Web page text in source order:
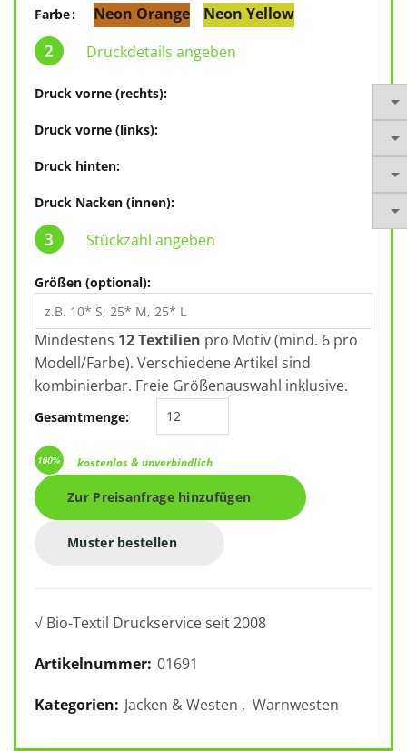
Farbe Neon Orange
Neon Yellow
Druckdetails angeben
Druck vorne (rechts):
Druck vorne (links):
Druck hinten:
Druck Nacken (innen):
Stückzahl angeben
Größen (optional):
Mindestens 12 Textilien pro Motiv (mind. 6 pro
Modell/Farbe). Verschiedene Artikel sind
kombinierbar. Freie Größenauswahl inklusive.
Gesamtmenge:
kostenlos & unverbindlich
Muster bestellen
√ Bio-Textil Druckservice seit 2008
Artikelnummer: 01691
Kategorien: Jacken & Westen , Warnwesten